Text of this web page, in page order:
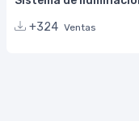
+324 Ventas